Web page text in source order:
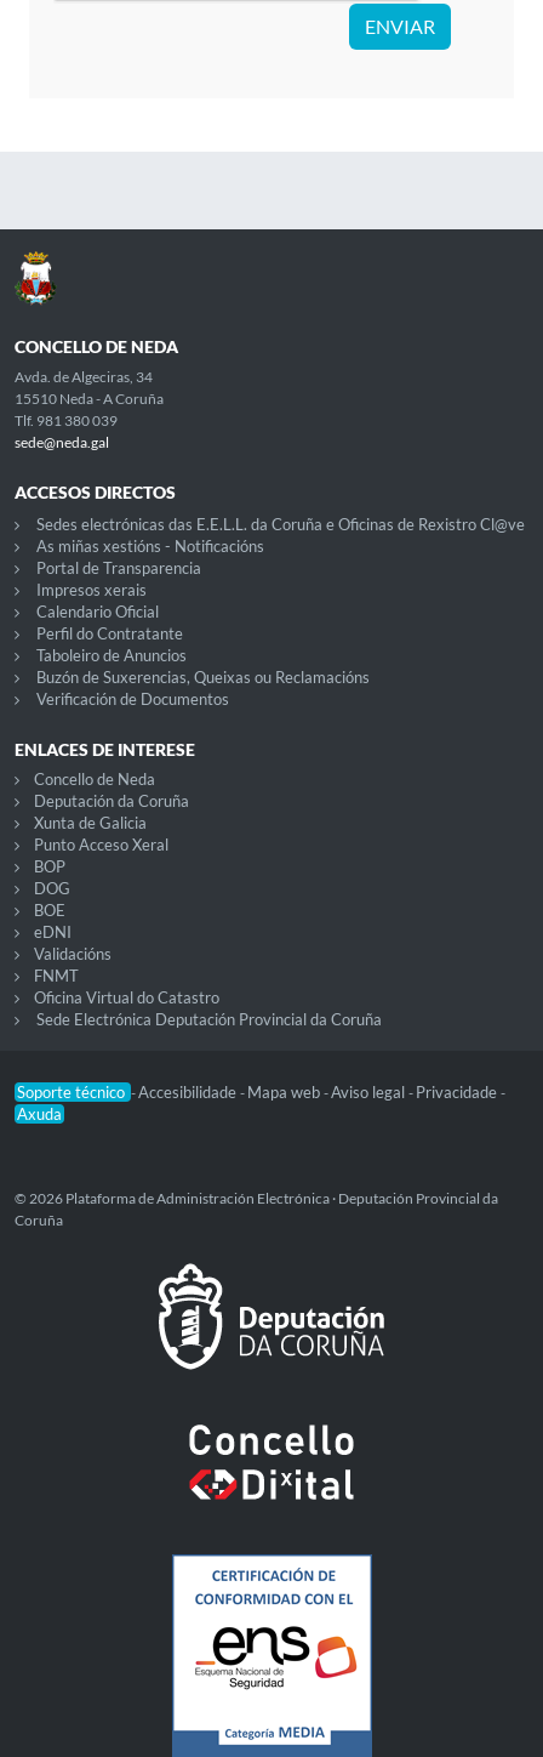
ENVIAR
CONCELLO DE NEDA
Avda. de Algeciras, 34
15510 Neda - A Coruña
Tlf. 981 380 039
sede@neda.gal
ACCESOS DIRECTOS
Sedes electrónicas das E.E.L.L. da Coruña e Oficinas de Rexistro Cl@ve
As miñas xestións - Notificacións
Portal de Transparencia
Impresos xerais
Calendario Oficial
Perfil do Contratante
Taboleiro de Anuncios
Buzón de Suxerencias, Queixas ou Reclamacións
Verificación de Documentos
ENLACES DE INTERESE
Concello de Neda
Deputación da Coruña
Xunta de Galicia
Punto Acceso Xeral
BOP
DOG
BOE
eDNI
Validacións
FNMT
Oficina Virtual do Catastro
Sede Electrónica Deputación Provincial da Coruña
Soporte técnico -Accesibilidade - Mapa web -Aviso legal - Privacidade -
Axuda
© 2026 Plataforma de Administración Electrónica · Deputación Provincial da
Coruña